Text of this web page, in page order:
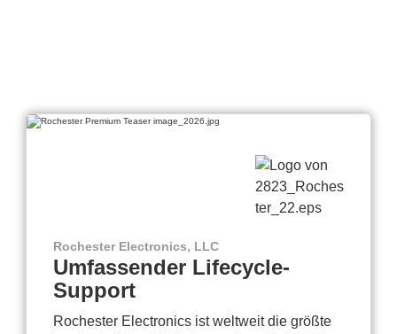
Rochester Electronics, LLC
Umfassender Lifecycle-
Support
Rochester Electronics ist weltweit die größte